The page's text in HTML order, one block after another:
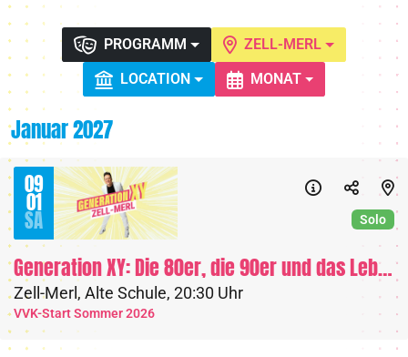
PROGRAMM
ZELL-MERL
LOCATION
MONAT
Januar 2027
09
01
SA
Generation XY: Die 80er, die 90er und das Leben heute
Zell-Merl, Alte Schule, 20:30 Uhr
VVK-Start Sommer 2026
Solo